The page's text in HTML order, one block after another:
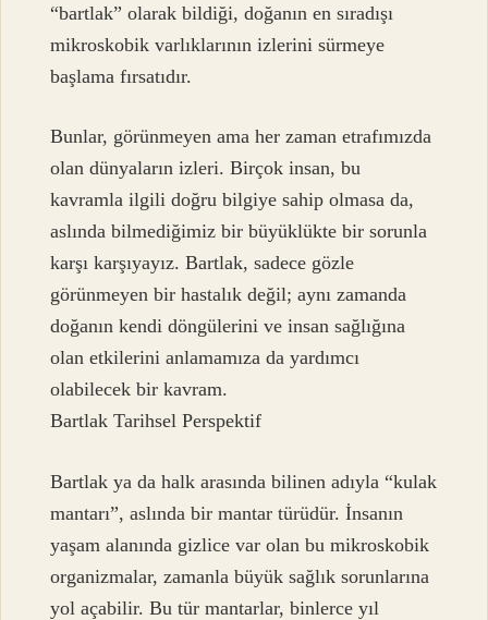
“bartlak” olarak bildiği, doğanın en sıradışı
mikroskobik varlıklarının izlerini sürmeye
başlama fırsatıdır.
Bunlar, görünmeyen ama her zaman etrafımızda
olan dünyaların izleri. Birçok insan, bu
kavramla ilgili doğru bilgiye sahip olmasa da,
aslında bilmediğimiz bir büyüklükte bir sorunla
karşı karşıyayız. Bartlak, sadece gözle
görünmeyen bir hastalık değil; aynı zamanda
doğanın kendi döngülerini ve insan sağlığına
olan etkilerini anlamamıza da yardımcı
olabilecek bir kavram.
Bartlak Tarihsel Perspektif
Bartlak ya da halk arasında bilinen adıyla “kulak
mantarı”, aslında bir mantar türüdür. İnsanın
yaşam alanında gizlice var olan bu mikroskobik
organizmalar, zamanla büyük sağlık sorunlarına
yol açabilir. Bu tür mantarlar, binlerce yıl